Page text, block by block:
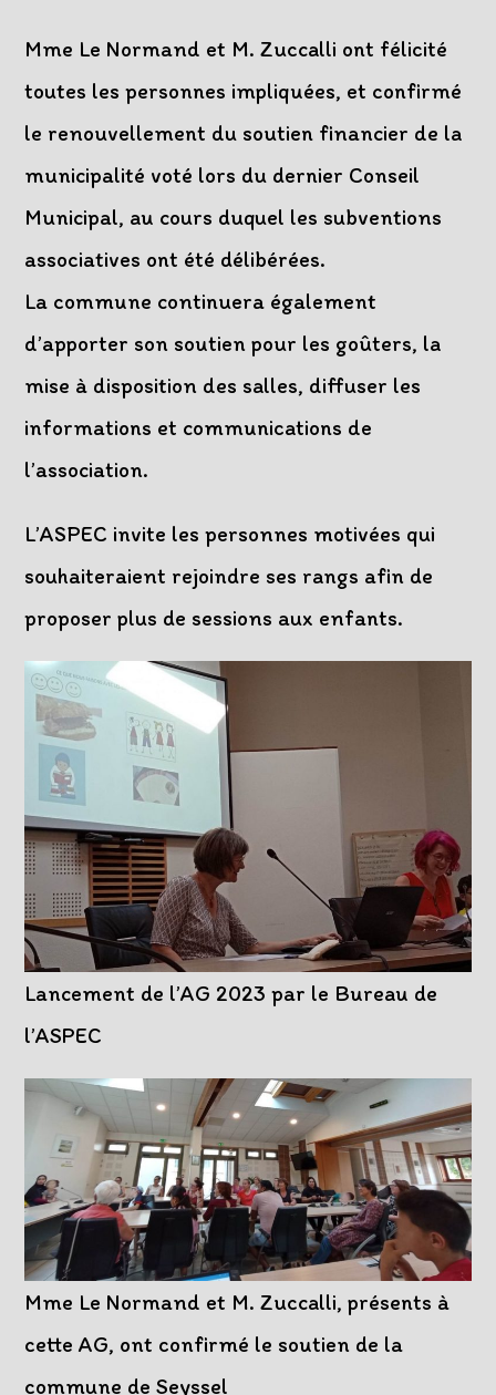
Mme Le Normand et M. Zuccalli ont félicité
toutes les personnes impliquées, et confirmé
le renouvellement du soutien financier de la
municipalité voté lors du dernier Conseil
Municipal, au cours duquel les subventions
associatives ont été délibérées.
La commune continuera également
d’apporter son soutien pour les goûters, la
mise à disposition des salles, diffuser les
informations et communications de
l’association.
L’ASPEC invite les personnes motivées qui
souhaiteraient rejoindre ses rangs afin de
proposer plus de sessions aux enfants.
Lancement de l’AG 2023 par le Bureau de
l’ASPEC
Mme Le Normand et M. Zuccalli, présents à
cette AG, ont confirmé le soutien de la
commune de Seyssel